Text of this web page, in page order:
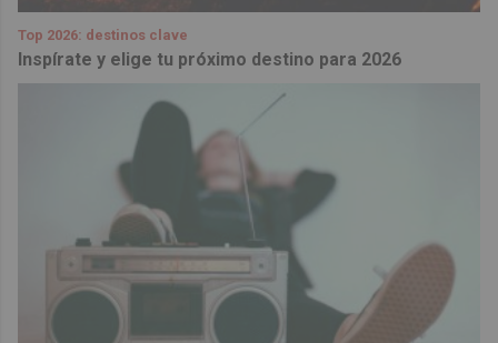
Top 2026: destinos clave
Inspírate y elige tu próximo destino para 2026